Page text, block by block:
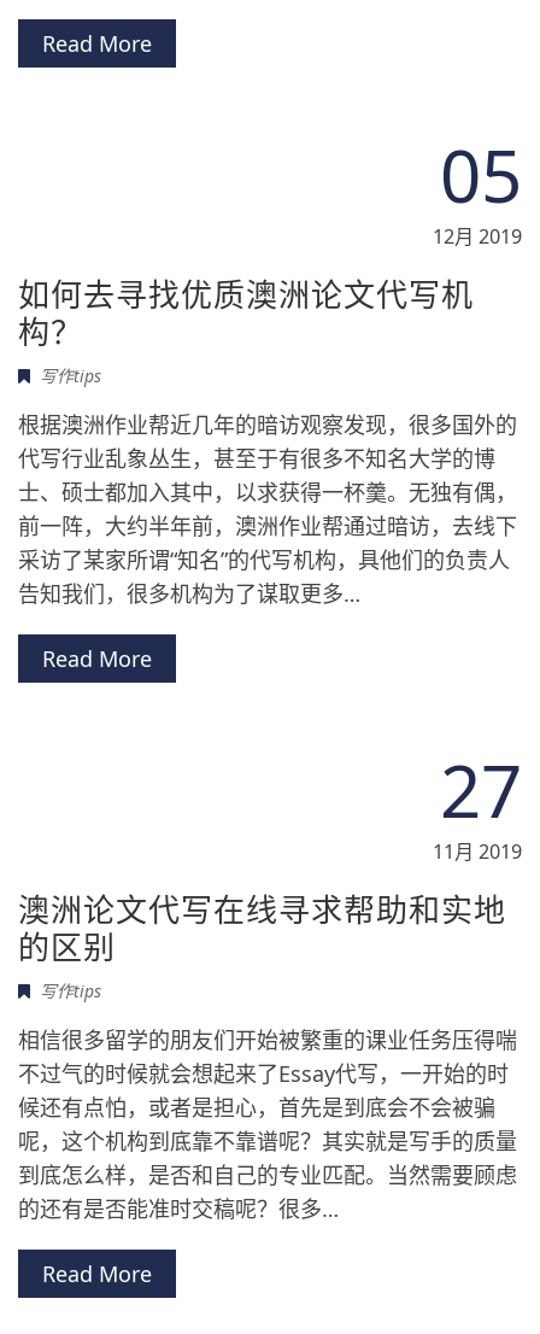
Read More
05
12月 2019
如何去寻找优质澳洲论文代写机
构？
写作tips
根据澳洲作业帮近几年的暗访观察发现，很多国外的
代写行业乱象丛生，甚至于有很多不知名大学的博
士、硕士都加入其中，以求获得一杯羹。无独有偶，
前一阵，大约半年前，澳洲作业帮通过暗访，去线下
采访了某家所谓“知名”的代写机构，具他们的负责人
告知我们，很多机构为了谋取更多…
Read More
27
11月 2019
澳洲论文代写在线寻求帮助和实地
的区别
写作tips
相信很多留学的朋友们开始被繁重的课业任务压得喘
不过气的时候就会想起来了Essay代写，一开始的时
候还有点怕，或者是担心，首先是到底会不会被骗
呢，这个机构到底靠不靠谱呢？其实就是写手的质量
到底怎么样，是否和自己的专业匹配。当然需要顾虑
的还有是否能准时交稿呢？很多…
Read More